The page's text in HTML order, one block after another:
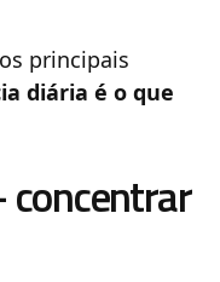
principais
diária é o que
concentrar